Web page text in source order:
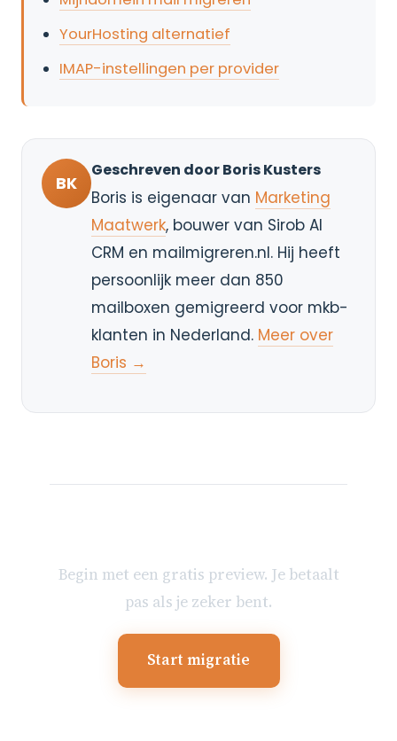
YourHosting alternatief
IMAP-instellingen per provider
BK
Geschreven door Boris Kusters
Boris is eigenaar van Marketing
Maatwerk, bouwer van Sirob AI
CRM en mailmigreren.nl. Hij heeft
persoonlijk meer dan 850
mailboxen gemigreerd voor mkb-
klanten in Nederland. Meer over
Boris →
Begin met een gratis preview. Je betaalt
pas als je zeker bent.
Start migratie